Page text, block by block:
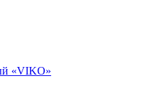
«VIKO»